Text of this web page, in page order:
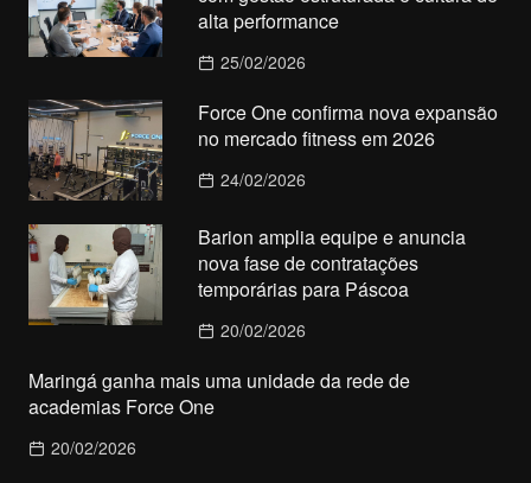
alta performance
25/02/2026
Force One confirma nova expansão
no mercado fitness em 2026
24/02/2026
Barion amplia equipe e anuncia
nova fase de contratações
temporárias para Páscoa
20/02/2026
Maringá ganha mais uma unidade da rede de
academias Force One
20/02/2026